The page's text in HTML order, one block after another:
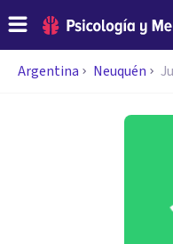
Argentina Neuquén